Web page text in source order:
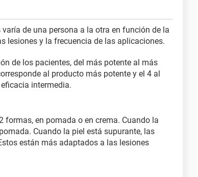
de una persona a la otra en función de la
lesiones y la frecuencia de las aplicaciones.
de los pacientes, del más potente al más
al producto más potente y el 4 al
intermedia.
formas, en pomada o en crema. Cuando la
Cuando la piel está supurante, las
están más adaptados a las lesiones